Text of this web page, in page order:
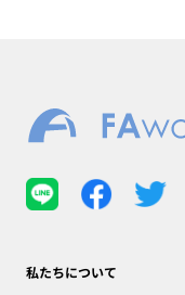
私たちについて